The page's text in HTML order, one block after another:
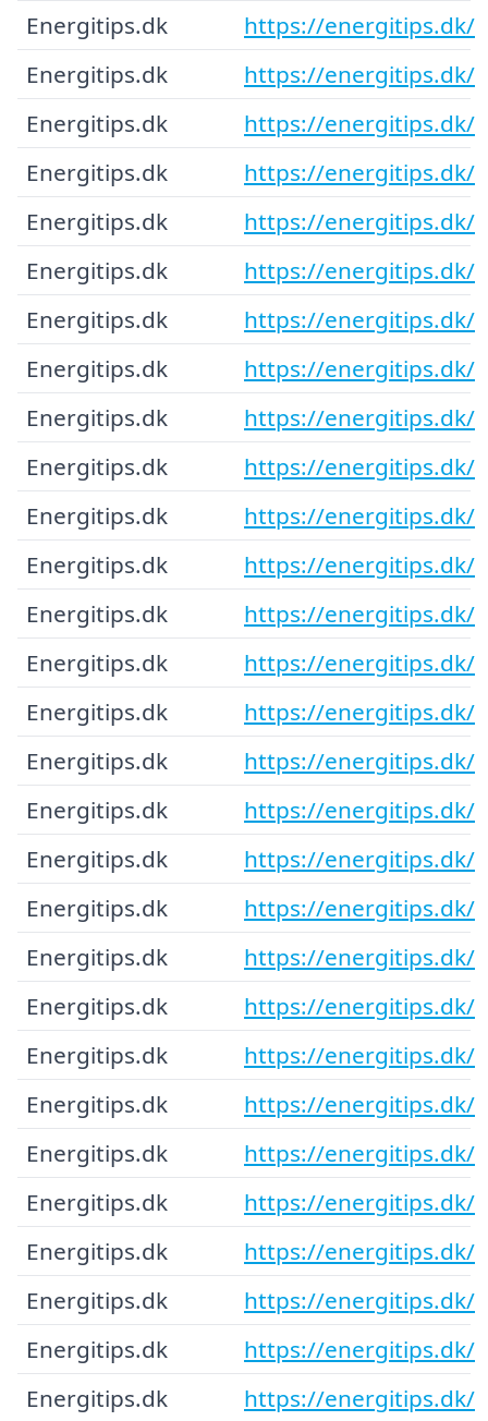
Energitips.dk
https://energitips.dk/
Energitips.dk
https://energitips.dk/
Energitips.dk
https://energitips.dk/
Energitips.dk
https://energitips.dk/
Energitips.dk
https://energitips.dk/
Energitips.dk
https://energitips.dk/
Energitips.dk
https://energitips.dk/
Energitips.dk
https://energitips.dk/
Energitips.dk
https://energitips.dk/
Energitips.dk
https://energitips.dk/
Energitips.dk
https://energitips.dk/
Energitips.dk
https://energitips.dk/
Energitips.dk
https://energitips.dk/
Energitips.dk
https://energitips.dk/
Energitips.dk
https://energitips.dk/
Energitips.dk
https://energitips.dk/
Energitips.dk
https://energitips.dk/
Energitips.dk
https://energitips.dk/
Energitips.dk
https://energitips.dk/
Energitips.dk
https://energitips.dk/
Energitips.dk
https://energitips.dk/
Energitips.dk
https://energitips.dk/
Energitips.dk
https://energitips.dk/
Energitips.dk
https://energitips.dk/
Energitips.dk
https://energitips.dk/
Energitips.dk
https://energitips.dk/
Energitips.dk
https://energitips.dk/
Energitips.dk
https://energitips.dk/
Energitips.dk
https://energitips.dk/